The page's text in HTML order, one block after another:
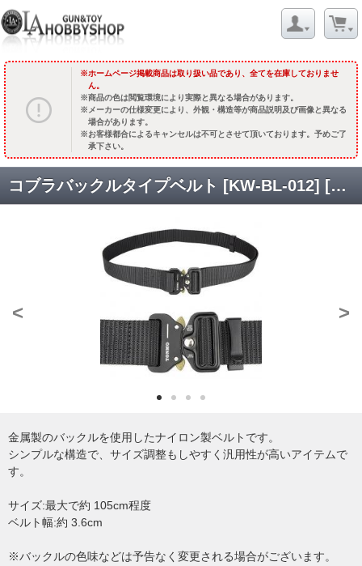
ホームページ掲載商品は取り扱い品であり、全てを在庫しておりませ
ん。
商品の色は閲覧環境により実際と異なる場合があります。
メーカーの仕様変更により、外観・構造等が商品説明及び画像と異なる
場合があります。
お客様都合によるキャンセルは不可とさせて頂いております。予めご了
承下さい。
コブラバックルタイプベルト [KW-BL-012] [取寄]
< >
金属製のバックルを使用したナイロン製ベルトです。
シンプルな構造で、サイズ調整もしやすく汎用性が高いアイテムで
す。
サイズ:最大で約 105cm程度
ベルト幅:約 3.6cm
※バックルの色味などは予告なく変更される場合がございます。